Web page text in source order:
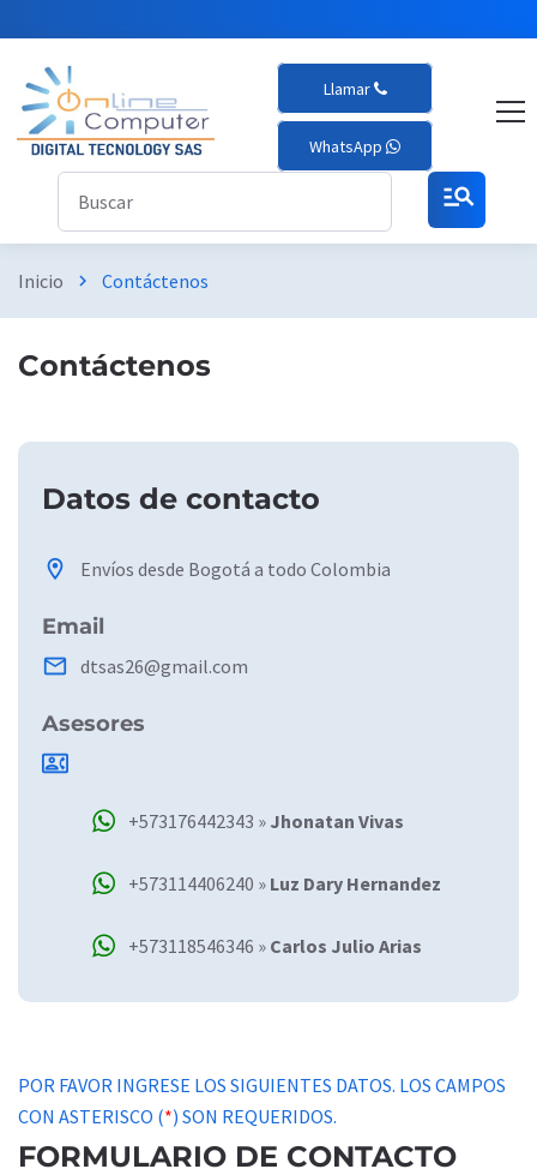
Llamar
WhatsApp
manage_search
Inicio chevron_right Contáctenos
Contáctenos
Datos de contacto
location_on Envíos desde Bogotá a todo Colombia
Email
email dtsas26@gmail.com
Asesores
contact_phone
+573176442343 » Jhonatan Vivas
+573114406240 » Luz Dary Hernandez
+573118546346 » Carlos Julio Arias
POR FAVOR INGRESE LOS SIGUIENTES DATOS. LOS CAMPOS
CON ASTERISCO (*) SON REQUERIDOS.
FORMULARIO DE CONTACTO